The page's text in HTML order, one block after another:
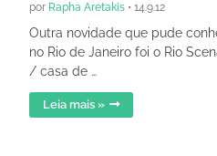
por Rapha Aretakis • 14.9.12
Outra novidade que pude
no Rio de Janeiro foi o Rio
/ casa de …
Leia mais »